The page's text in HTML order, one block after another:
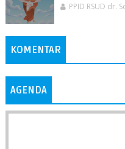
PPID RSUD dr.
KOMENTAR
AGENDA